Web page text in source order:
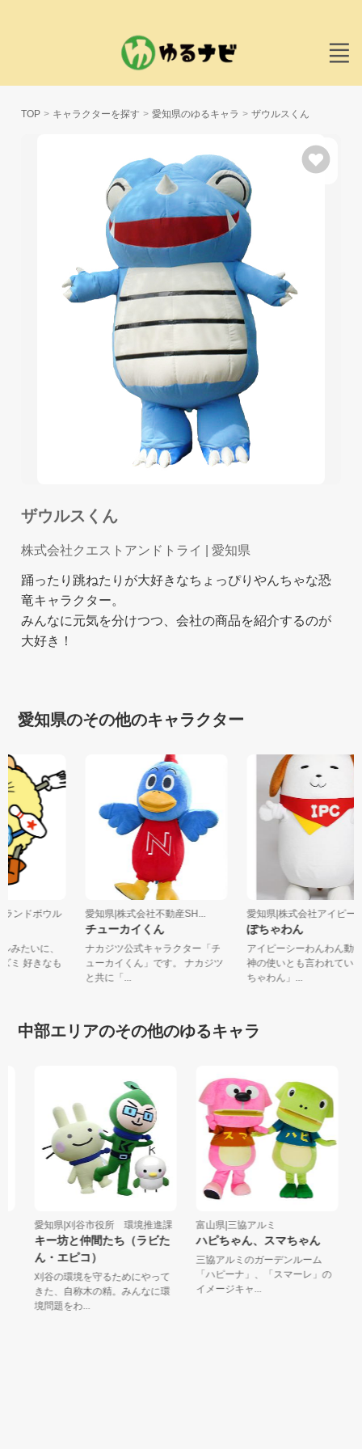
TOP キャラクターを探す 愛知県のゆるキャラ ザウルスくん
ザウルスくん
株式会社クエストアンドトライ | 愛知県
踊ったり跳ねたりが大好きなちょっぴりやんちゃな恐
竜キャラクター。
みんなに元気を分けつつ、会社の商品を紹介するのが
大好き！
愛知県のその他のキャラクター
ランドボウル
ルみたいに、
ズミ 好きなも
愛知県|株式会社不動産SH...
チューカイくん
ナカジツ公式キャラクター「チ
ューカイくん」です。 ナカジツ
と共に「...
愛知県|株式会社アイピ
ぽちゃわん
アイピーシーわんわん
神の使いとも言われて
ちゃわん」...
中部エリアのその他のゆるキャラ
愛知県|刈谷市役所 環境推進課
キー坊と仲間たち（ラビた
ん・エピコ）
刈谷の環境を守るためにやって
きた、自称木の精。みんなに環
境問題をわ...
富山県|三協アルミ
ハピちゃん、スマちゃん
三協アルミのガーデンルーム
「ハピーナ」、「スマーレ」の
イメージキャ...